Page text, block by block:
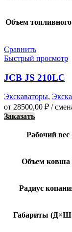
Объем
Сравнить
Быстрый просмотр
JCB JS 210LC
Экскаваторы,
от 28500,00 ₽ /
Заказать
Рабочий вес
Объем ковша
Радиус
Габариты